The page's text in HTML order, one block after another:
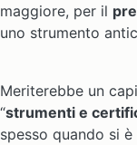
maggiore, per il
uno strumento
Meriterebbe un
“strumenti e
spesso quando si